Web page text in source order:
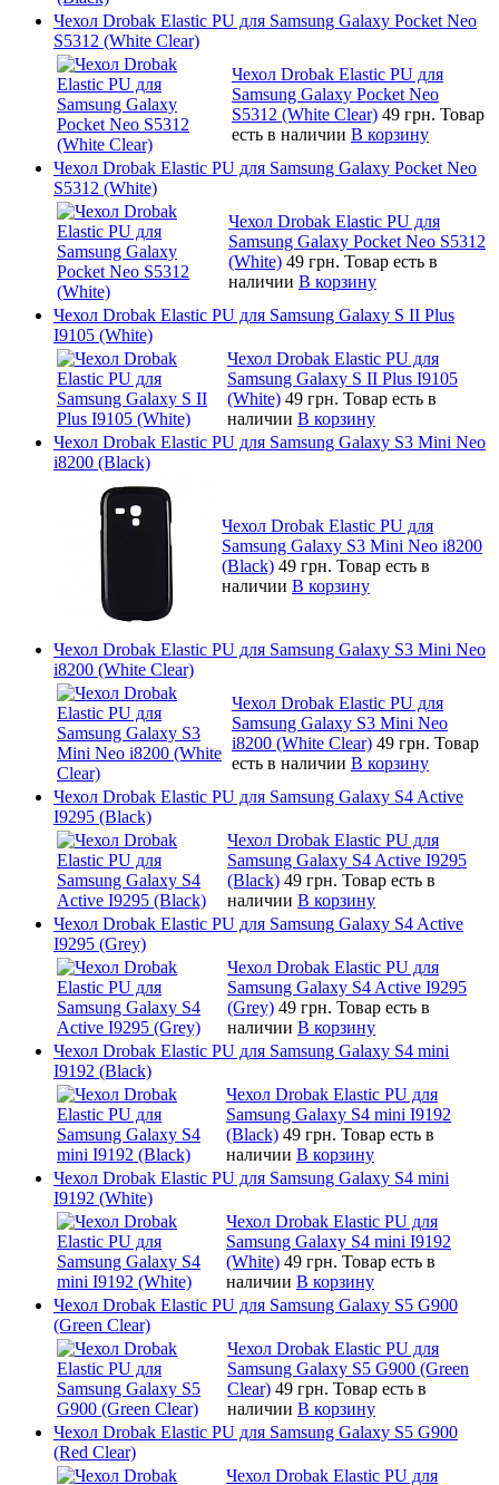
Чехол Drobak Elastic PU для Samsung Galaxy Pocket Neo
S5312 (White Clear)
Чехол Drobak Elastic PU для
Samsung Galaxy Pocket Neo
S5312 (White Clear) 49 грн. Товар
есть в наличии В корзину
Чехол Drobak Elastic PU для Samsung Galaxy Pocket Neo
S5312 (White)
Чехол Drobak Elastic PU для
Samsung Galaxy Pocket Neo S5312
(White) 49 грн. Товар есть в
наличии В корзину
Чехол Drobak Elastic PU для Samsung Galaxy S II Plus
I9105 (White)
Чехол Drobak Elastic PU для
Samsung Galaxy S II Plus I9105
(White) 49 грн. Товар есть в
наличии В корзину
Чехол Drobak Elastic PU для Samsung Galaxy S3 Mini Neo
i8200 (Black)
Чехол Drobak Elastic PU для
Samsung Galaxy S3 Mini Neo i8200
(Black) 49 грн. Товар есть в
наличии В корзину
Чехол Drobak Elastic PU для Samsung Galaxy S3 Mini Neo
i8200 (White Clear)
Чехол Drobak Elastic PU для
Samsung Galaxy S3 Mini Neo
i8200 (White Clear) 49 грн. Товар
есть в наличии В корзину
Чехол Drobak Elastic PU для Samsung Galaxy S4 Active
I9295 (Black)
Чехол Drobak Elastic PU для
Samsung Galaxy S4 Active I9295
(Black) 49 грн. Товар есть в
наличии В корзину
Чехол Drobak Elastic PU для Samsung Galaxy S4 Active
I9295 (Grey)
Чехол Drobak Elastic PU для
Samsung Galaxy S4 Active I9295
(Grey) 49 грн. Товар есть в
наличии В корзину
Чехол Drobak Elastic PU для Samsung Galaxy S4 mini
I9192 (Black)
Чехол Drobak Elastic PU для
Samsung Galaxy S4 mini I9192
(Black) 49 грн. Товар есть в
наличии В корзину
Чехол Drobak Elastic PU для Samsung Galaxy S4 mini
I9192 (White)
Чехол Drobak Elastic PU для
Samsung Galaxy S4 mini I9192
(White) 49 грн. Товар есть в
наличии В корзину
Чехол Drobak Elastic PU для Samsung Galaxy S5 G900
(Green Clear)
Чехол Drobak Elastic PU для
Samsung Galaxy S5 G900 (Green
Clear) 49 грн. Товар есть в
наличии В корзину
Чехол Drobak Elastic PU для Samsung Galaxy S5 G900
(Red Clear)
Чехол Drobak Elastic PU для